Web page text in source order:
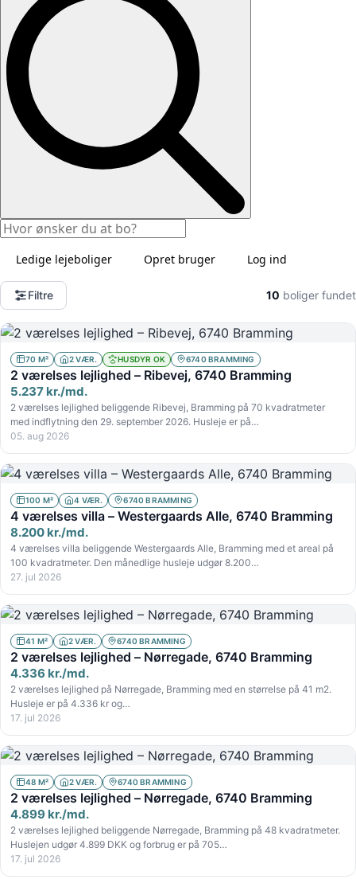
Ledige lejeboliger Opret bruger Log ind
Filtre 10 boliger fundet
70 M² 2 VÆR. HUSDYR OK 6740 BRAMMING
2 værelses lejlighed – Ribevej, 6740 Bramming
5.237 kr./md.
2 værelses lejlighed beliggende Ribevej, Bramming på 70 kvadratmeter
med indflytning den 29. september 2026. Husleje er på…
05. aug 2026
100 M² 4 VÆR. 6740 BRAMMING
4 værelses villa – Westergaards Alle, 6740 Bramming
8.200 kr./md.
4 værelses villa beliggende Westergaards Alle, Bramming med et areal på
100 kvadratmeter. Den månedlige husleje udgør 8.200…
27. jul 2026
41 M² 2 VÆR. 6740 BRAMMING
2 værelses lejlighed – Nørregade, 6740 Bramming
4.336 kr./md.
2 værelses lejlighed på Nørregade, Bramming med en størrelse på 41 m2.
Husleje er på 4.336 kr og…
17. jul 2026
48 M² 2 VÆR. 6740 BRAMMING
2 værelses lejlighed – Nørregade, 6740 Bramming
4.899 kr./md.
2 værelses lejlighed beliggende Nørregade, Bramming på 48 kvadratmeter.
Huslejen udgør 4.899 DKK og forbrug er på 705…
17. jul 2026